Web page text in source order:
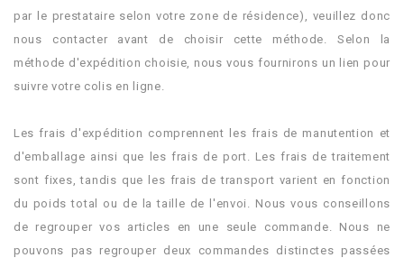
par le prestataire selon votre zone de résidence), veuillez donc
nous contacter avant de choisir cette méthode. Selon la
méthode d'expédition choisie, nous vous fournirons un lien pour
suivre votre colis en ligne.
Les frais d'expédition comprennent les frais de manutention et
d'emballage ainsi que les frais de port. Les frais de traitement
sont fixes, tandis que les frais de transport varient en fonction
du poids total ou de la taille de l'envoi. Nous vous conseillons
de regrouper vos articles en une seule commande. Nous ne
pouvons pas regrouper deux commandes distinctes passées